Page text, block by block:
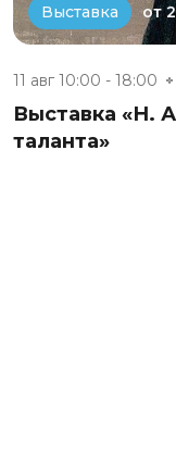
Выставка от
11 авг 10:00 - 18:00
Выставка «Н.
таланта»